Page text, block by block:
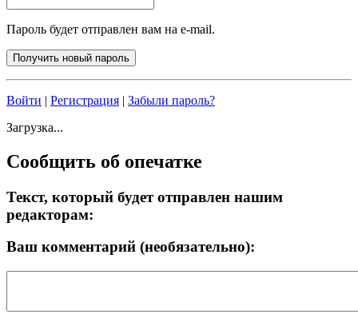
Пароль будет отправлен вам на e-mail.
Войти | Регистрация | Забыли пароль?
Загрузка...
Сообщить об опечатке
Текст, который будет отправлен нашим
редакторам:
Ваш комментарий (необязательно):